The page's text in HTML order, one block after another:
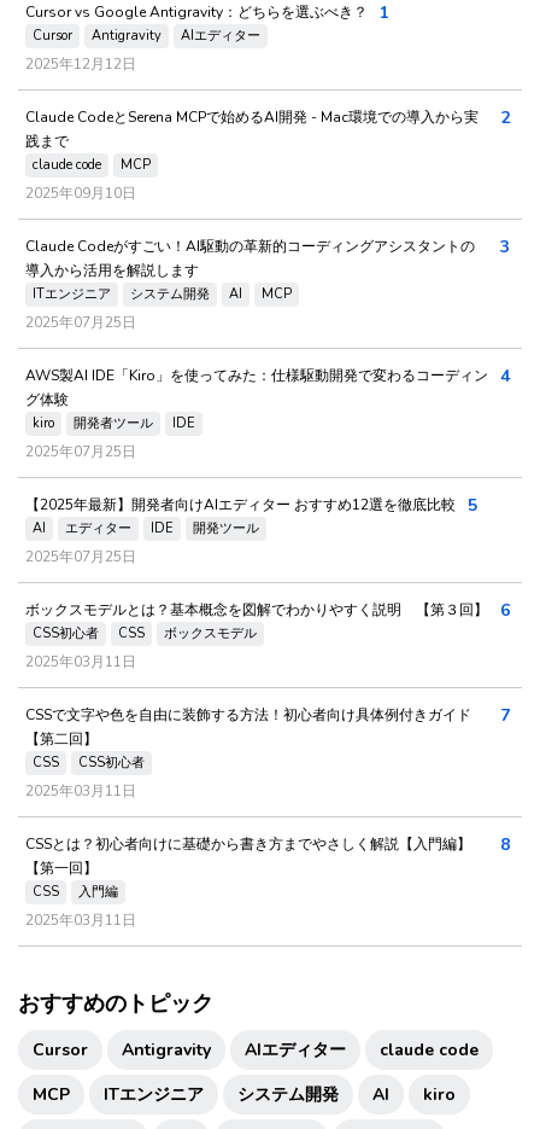
Cursor vs Google Antigravity：どちらを選ぶべき？
Cursor Antigravity AIエディター
2025年12月12日
1
Claude CodeとSerena MCPで始めるAI開発 - Mac環境での導入から実
践まで
claude code MCP
2025年09月10日
2
Claude Codeがすごい！AI駆動の革新的コーディングアシスタントの
導入から活用を解説します
ITエンジニア システム開発 AI MCP
2025年07月25日
3
AWS製AI IDE「Kiro」を使ってみた：仕様駆動開発で変わるコーディン
グ体験
kiro 開発者ツール IDE
2025年07月25日
4
【2025年最新】開発者向けAIエディター おすすめ12選を徹底比較
AI エディター IDE 開発ツール
2025年07月25日
5
ボックスモデルとは？基本概念を図解でわかりやすく説明 【第３回】
CSS初心者 CSS ボックスモデル
2025年03月11日
6
CSSで文字や色を自由に装飾する方法！初心者向け具体例付きガイド
【第二回】
CSS CSS初心者
2025年03月11日
7
CSSとは？初心者向けに基礎から書き方までやさしく解説【入門編】
【第一回】
CSS 入門編
2025年03月11日
8
おすすめのトピック
Cursor Antigravity AIエディター
claude code
MCP
ITエンジニア システム開発 AI
kiro